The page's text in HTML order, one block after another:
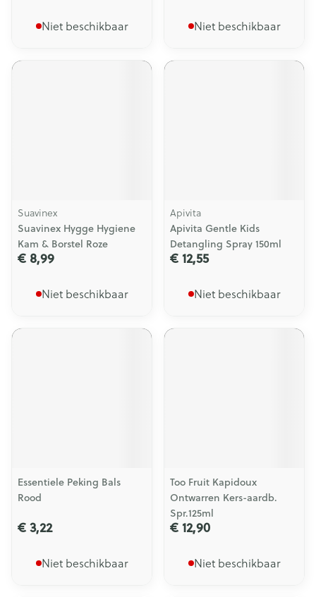
Niet beschikbaar Niet beschikbaar
Suavinex
Suavinex Hygge Hygiene
Kam & Borstel Roze
€ 8,99
Niet beschikbaar
Apivita
Apivita Gentle Kids
Detangling Spray 150ml
€ 12,55
Niet beschikbaar
Essentiele Peking Bals
Rood
€ 3,22
Niet beschikbaar
Too Fruit Kapidoux
Ontwarren Kers-aardb.
Spr.125ml
€ 12,90
Niet beschikbaar